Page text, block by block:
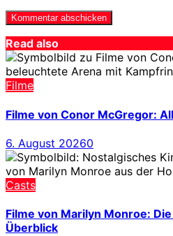
Read also
Filme
Filme von Conor McGregor:
6. August 20260
Casts
Filme von Marilyn Monroe:
Überblick